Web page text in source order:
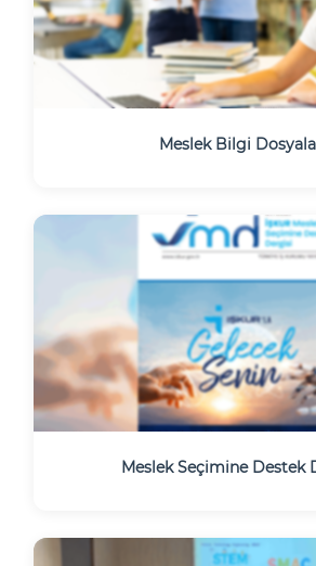
Meslek Bilgi
Meslek Seçimine Destek